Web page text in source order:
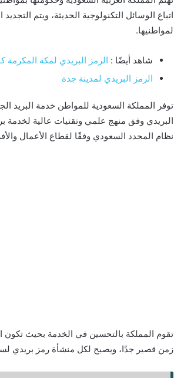
اتباع الوسائل التكنولوجية الحديثة، ويتم
لمواطنيها.
شاهد أيضًا : الرمز البريدي لمكة المكرمة
الرمز البريدي لمدينة جدة
توفر المملكة السعودية للمواطن خدمة البريد
البريدي وفق منهج علمي وتقنيات عالية
نظام المحدد السعودي وفقًا لقطاع الأعمال
تقوم المملكة بالتحسين في الخدمة بحيث تكون
زمن قصير جدًا، ويصبح لكل منشأة رمز بريدي